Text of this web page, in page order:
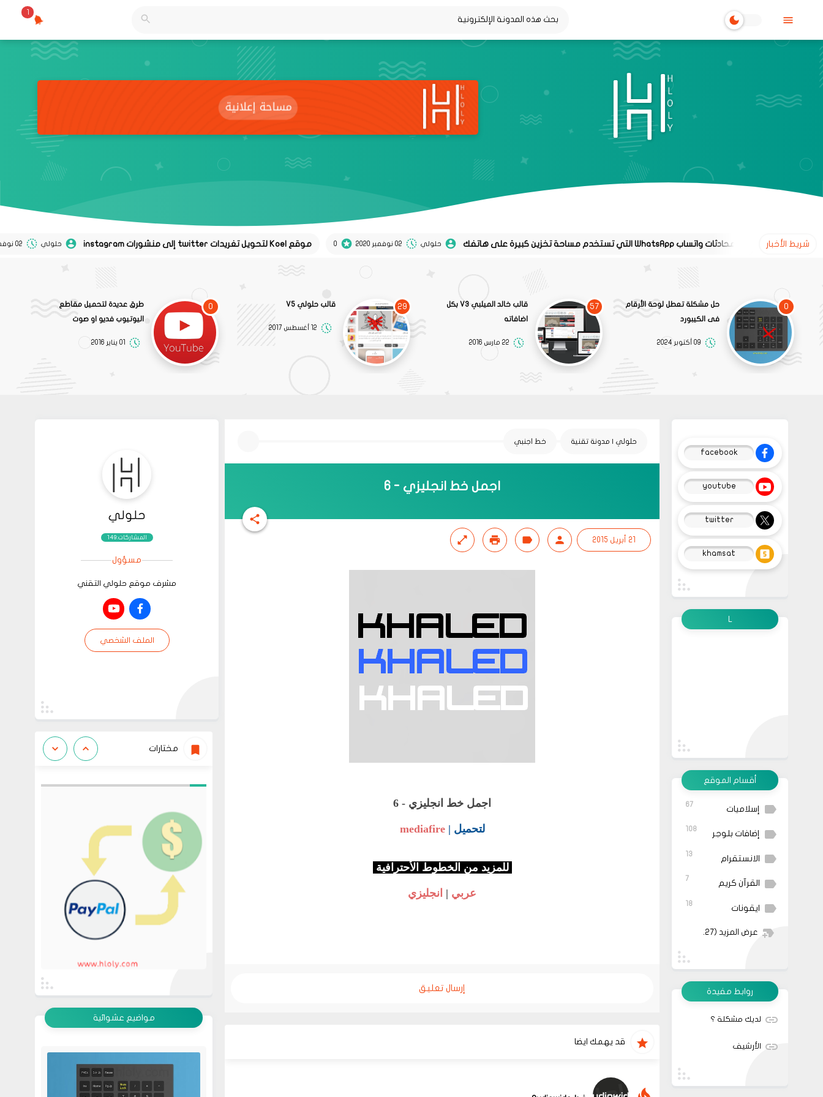
1
شريط الأخبار
طريقة معرفة محادثات واتساب WhatsApp التي تستخدم مساحة تخزين كبيرة على هاتفك حلولي 02 نوفمبر 2020 0 موقع Koel لتحويل تغريدات twitter إلى منشورات instagram حلولي 02 نوفمبر 2020
0
حل مشكلة تعطل لوحة الأرقام
فى الكيبورد
09 أكتوبر 2024
57
قالب خالد الميلبي V3 بكل
اضافاته
22 مارس 2016
29 قالب حلولي V5
12 أغسطس 2017
0
طرق عديدة لتحميل مقاطع
اليوتيوب فديو او صوت
01 يناير 2016
حلولي | مدونة تقنية خط اجنبي
اجمل خط انجليزي - 6
21 أبريل 2015
اجمل خط انجليزي - 6
لتحميل | mediafire
للمزيد من الخطوط الأحترافية
عربي | انجليزي
إرسال تعليق
قد يهمك ايضا
facebook
youtube
twitter
khamsat
L
أقسام الموقع
إسلاميات 67
إضافات بلوجر 108
الانستقرام 13
القرآن كريم 7
ايقونات 18
عرض المزيد (27)
روابط مفيدة
لديك مشكلة ؟
الأرشيف
حلولي
المشاركات:149
مسؤول
مشرف موقع حلولي التقني
الملف الشخصي
مختارات
مواضيع عشوائية